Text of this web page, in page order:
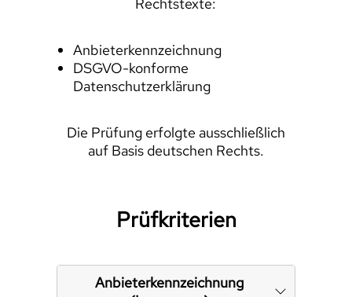
Rechtstexte:
Anbieterkennzeichnung
DSGVO-konforme
Datenschutzerklärung
Die Prüfung erfolgte ausschließlich
auf Basis deutschen Rechts.
Prüfkriterien
Anbieterkennzeichnung